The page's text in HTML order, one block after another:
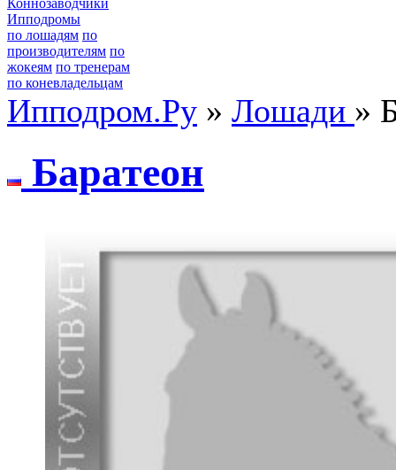
Коннозаводчики
Ипподромы
по лошадям по
производителям по
жокеям по тренерам
по коневладельцам
Ипподром.Ру » Лошади »
Бaрaтeон